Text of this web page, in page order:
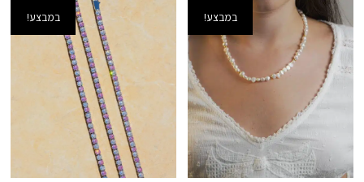
במבצע! במבצע!